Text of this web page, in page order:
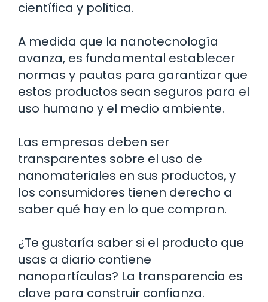
científica y política.
A medida que la nanotecnología
avanza, es fundamental establecer
normas y pautas para garantizar que
estos productos sean seguros para el
uso humano y el medio ambiente.
Las empresas deben ser
transparentes sobre el uso de
nanomateriales en sus productos, y
los consumidores tienen derecho a
saber qué hay en lo que compran.
¿Te gustaría saber si el producto que
usas a diario contiene
nanopartículas? La transparencia es
clave para construir confianza.